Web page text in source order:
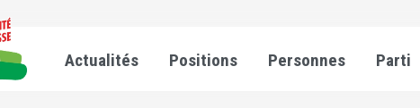
Actualités Positions Personnes Parti